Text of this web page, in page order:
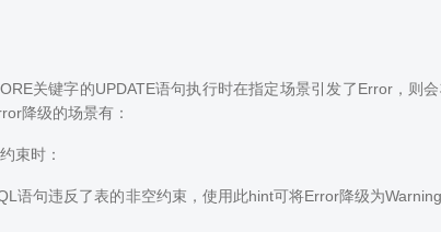
关键字的UPDATE语句执行时在指定场景引发了Error，则
降级的场景有：
束时：
语句违反了表的非空约束，使用此hint可将Error降级为